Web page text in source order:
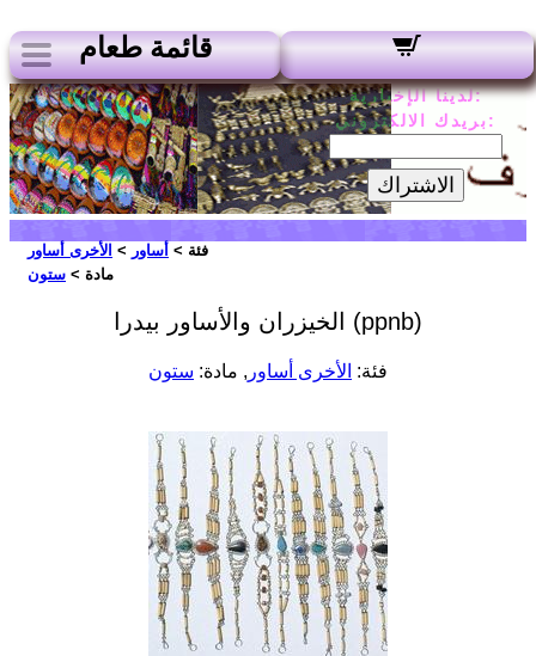
قائمة طعام
لدينا الإخبارية:
بريدك الالكتروني:
الاشتراك
فئة > أساور > الأخرى أساور
مادة > ستون
الخيزران والأساور بيدرا (ppnb)
فئة: الأخرى أساور , مادة: ستون